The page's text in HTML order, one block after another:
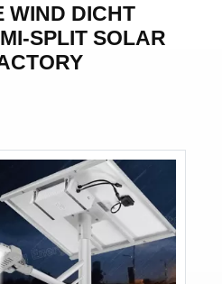
WIND DICHT
SPLIT SOLAR